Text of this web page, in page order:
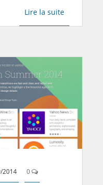
Lire la suite
2014 0